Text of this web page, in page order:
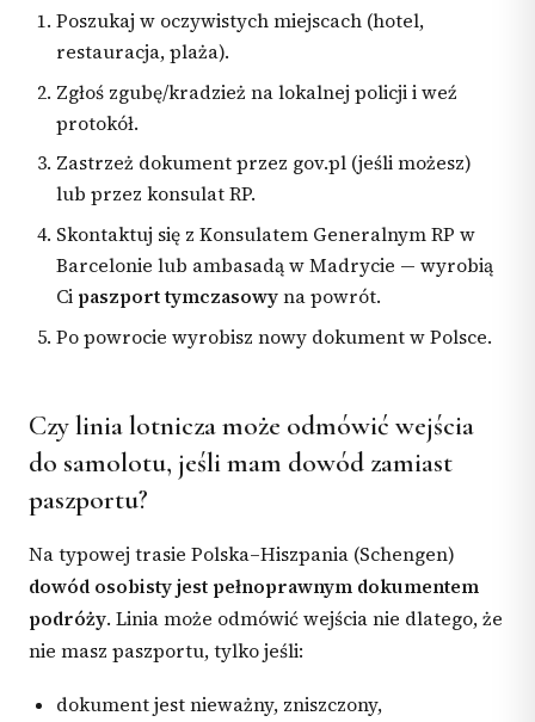
Poszukaj w oczywistych miejscach (hotel,
restauracja, plaża).
Zgłoś zgubę/kradzież na lokalnej policji i weź
protokół.
Zastrzeż dokument przez gov.pl (jeśli możesz)
lub przez konsulat RP.
Skontaktuj się z Konsulatem Generalnym RP w
Barcelonie lub ambasadą w Madrycie — wyrobią
Ci paszport tymczasowyna powrót.
Po powrocie wyrobisz nowy dokument w Polsce.
Czy linia lotnicza może odmówić wejścia
do samolotu, jeśli mam dowód zamiast
paszportu?
Na typowej trasie Polska–Hiszpania (Schengen)
dowód osobisty jest pełnoprawnym dokumentem
podróży. Linia może odmówić wejścia nie dlatego, że
nie masz paszportu, tylko jeśli:
dokument jest nieważny, zniszczony,